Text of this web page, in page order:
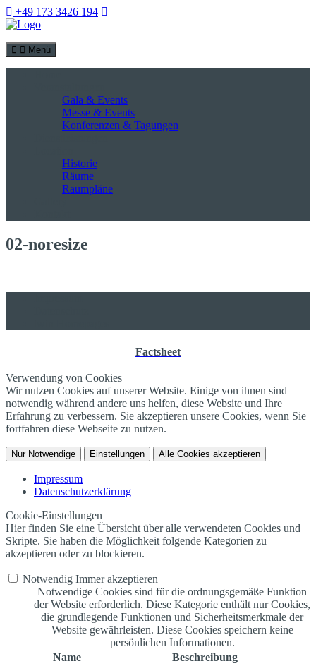
+49 173 3426 194
Menü
Gala & Events
Messe & Events
Konferenzen & Tagungen
Historie
Räume
Raumpläne
02-noresize
Factsheet
Verwendung von Cookies
Wir nutzen Cookies auf unserer Website. Einige von ihnen sind
notwendig während andere uns helfen, diese Website und Ihre
Erfahrung zu verbessern. Sie akzeptieren unsere Cookies, wenn Sie
fortfahren diese Webseite zu nutzen.
Nur Notwendige Einstellungen Alle Cookies akzeptieren
Impressum
Datenschutzerklärung
Cookie-Einstellungen
Hier finden Sie eine Übersicht über alle verwendeten Cookies und
Skripte. Sie haben die Möglichkeit folgende Kategorien zu
akzeptieren oder zu blockieren.
Notwendig Immer akzeptieren
Notwendige Cookies sind für die ordnungsgemäße Funktion
der Website erforderlich. Diese Kategorie enthält nur Cookies,
die grundlegende Funktionen und Sicherheitsmerkmale der
Website gewährleisten. Diese Cookies speichern keine
persönlichen Informationen.
Name
Beschreibung